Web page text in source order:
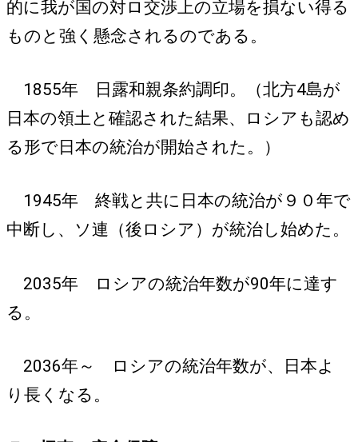
的に我が国の対ロ交渉上の立場を損ない得る
ものと強く懸念されるのである。
1855年 日露和親条約調印。（北方4島が
日本の領土と確認された結果、ロシアも認め
る形で日本の統治が開始された。）
1945年 終戦と共に日本の統治が９０年で
中断し、ソ連（後ロシア）が統治し始めた。
2035年 ロシアの統治年数が90年に達す
る。
2036年～ ロシアの統治年数が、日本よ
り長くなる。